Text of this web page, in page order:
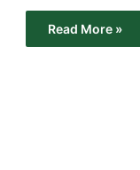
Read More »